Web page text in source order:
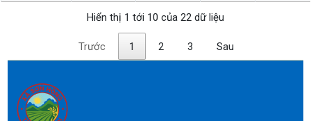
Hiển thị 1 tới 10 của 22 dữ liệu
Trước 1 2 3 Sau